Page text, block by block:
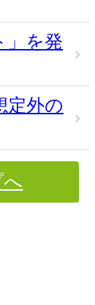
」を発
定外の